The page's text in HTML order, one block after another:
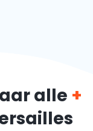
alle +